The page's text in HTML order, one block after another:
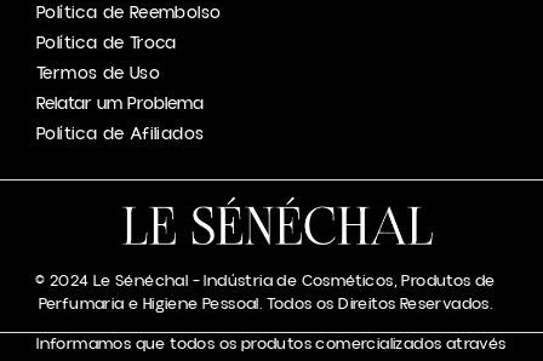
Política de Reembolso
Política de Troca
Termos de Uso
Relatar um Problema
Política de Afiliados
© 2024 Le Sénéchal – Indústria de Cosméticos, Produtos de
Perfumaria e Higiene Pessoal. Todos os Direitos Reservados.
Informamos que todos os produtos comercializados através